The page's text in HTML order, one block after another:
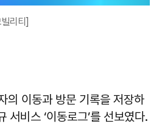
리티]
의 이동과 방문 기록을 저장하
서비스 ‘이동로그’를 선보였다.